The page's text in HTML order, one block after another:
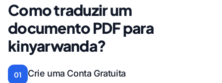
Como traduzir um
documento PDF para
kinyarwanda?
01 Crie uma Conta Gratuita